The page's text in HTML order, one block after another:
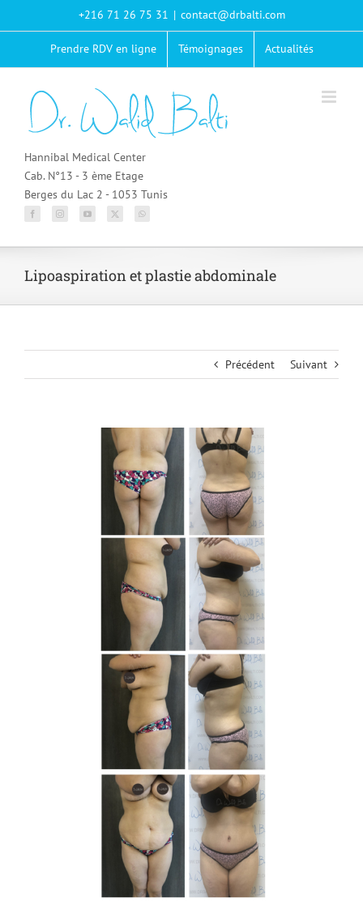
+216 71 26 75 31 | contact@drbalti.com
Prendre RDV en ligne Témoignages Actualités
Hannibal Medical Center
Cab. N°13 - 3 ème Etage
Berges du Lac 2 - 1053 Tunis
Lipoaspiration et plastie abdominale
Précédent Suivant